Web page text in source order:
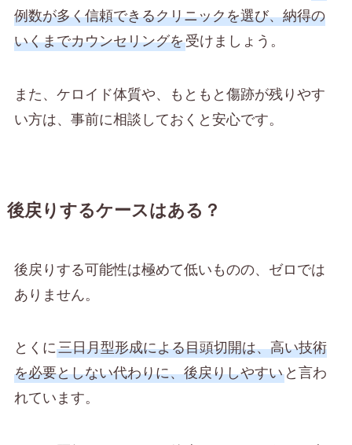
例数が多く信頼できるクリニックを選び、納得の
いくまでカウンセリングを受けましょう。
また、ケロイド体質や、もともと傷跡が残りやす
い方は、事前に相談しておくと安心です。
後戻りするケースはある？
後戻りする可能性は極めて低いものの、ゼロでは
ありません。
とくに三日月型形成による目頭切開は、高い技術
を必要としない代わりに、後戻りしやすいと言わ
れています。